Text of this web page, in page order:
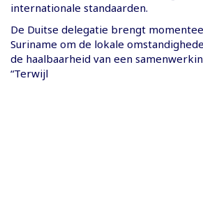
internationale standaarden.
De Duitse delegatie brengt
Suriname om de lokale
de haalbaarheid van een
“Terwijl